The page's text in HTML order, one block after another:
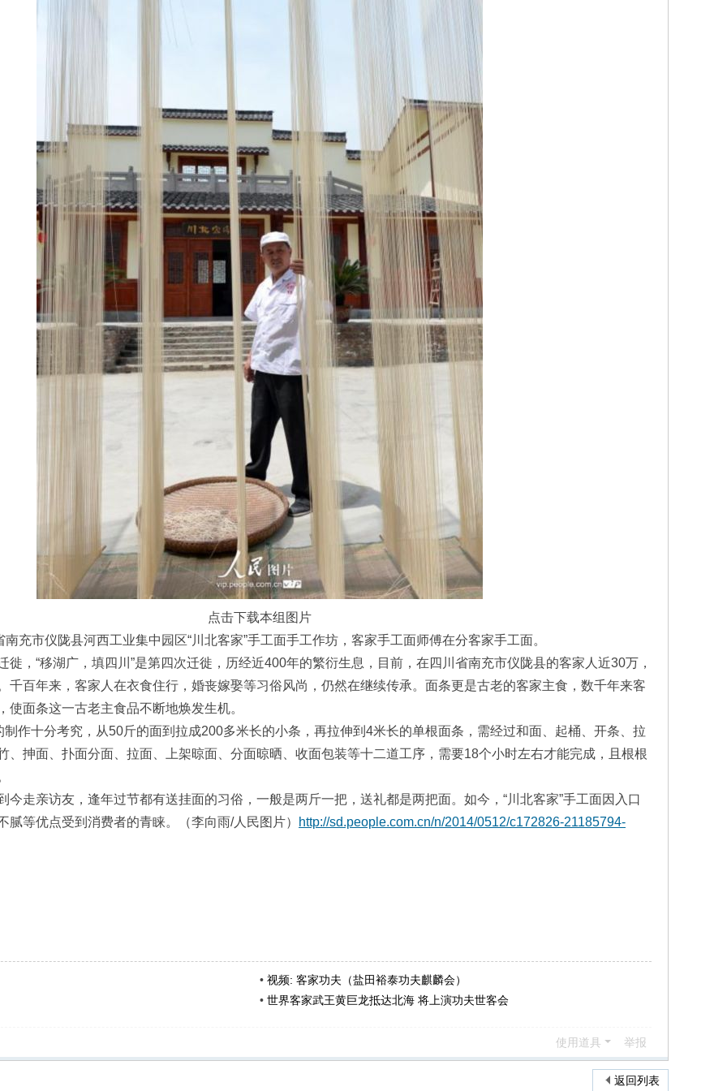
点击下载本组图片
充市仪陇县河西工业集中园区“川北客家”手工面手工作坊，客家手工面师傅在分客家手工面。
徙，“移湖广，填四川”是第四次迁徙，历经近400年的繁衍生息，目前，在四川省南充市仪陇县的客家人近30万，
千百年来，客家人在衣食住行，婚丧嫁娶等习俗风尚，仍然在继续传承。面条更是古老的客家主食，数千年来客
使面条这一古老主食品不断地焕发生机。
制作十分考究，从50斤的面到拉成200多米长的小条，再拉伸到4米长的单根面条，需经过和面、起桶、开条、拉
、抻面、扑面分面、拉面、上架晾面、分面晾晒、收面包装等十二道工序，需要18个小时左右才能完成，且根根
今走亲访友，逢年过节都有送挂面的习俗，一般是两斤一把，送礼都是两把面。如今，“川北客家”手工面因入口
腻等优点受到消费者的青睐。（李向雨/人民图片）
http://sd.people.com.cn/n/2014/0512/c172826-21185794-
• 视频: 客家功夫（盐田裕泰功夫麒麟会）
• 世界客家武王黄巨龙抵达北海 将上演功夫世客会
使用道具 举报
返回列表